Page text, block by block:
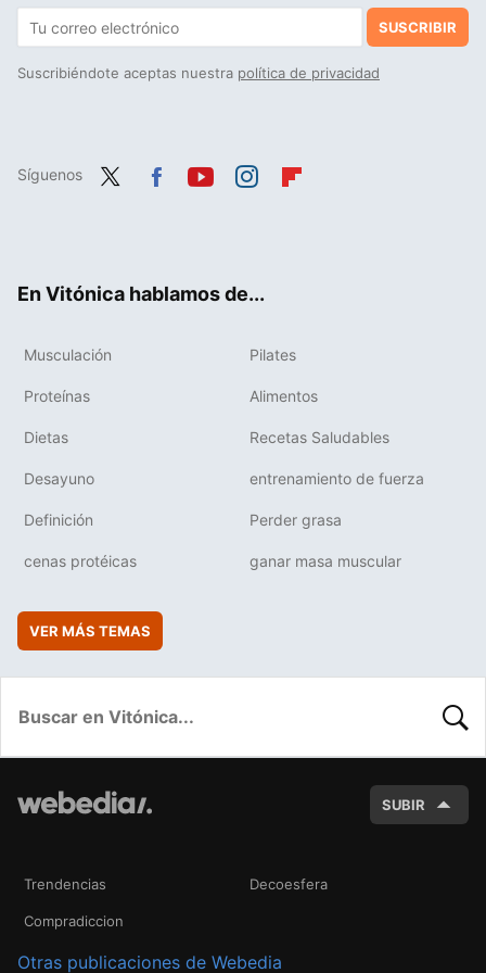
SUSCRIBIR
Suscribiéndote aceptas nuestra política de privacidad
Síguenos
En Vitónica hablamos de...
Musculación Pilates
Proteínas Alimentos
Dietas Recetas Saludables
Desayuno entrenamiento de fuerza
Definición Perder grasa
cenas protéicas ganar masa muscular
VER MÁS TEMAS
SUBIR
Trendencias Decoesfera
Compradiccion
Otras publicaciones de Webedia